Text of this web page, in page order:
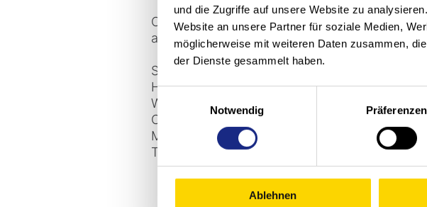
und die Zugriffe auf unsere Website zu
Website an unsere Partner für soziale Medien,
möglicherweise mit weiteren Daten zusammen,
der Dienste gesammelt haben.
Notwendig
Präferenzen
Ablehnen
Oder sende Deine Bewerbung (Anschreiben,
an:
Stöcklin Logistik AG
Home of Intralogistics
Wahlenstrasse 161
CH-4242 Laufen
Mail: ausbildung@stoecklin.com
Tel +41 61 705 81 11